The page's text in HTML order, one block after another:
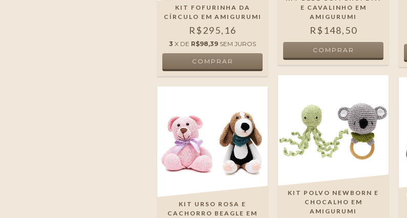
KIT FOFURINHA DA
CÍRCULO EM AMIGURUMI
R$295,16
3 X DE R$98,39 SEM JUROS
E CAVALINHO EM
AMIGURUMI
R$148,50
KIT URSO ROSA E
CACHORRO BEAGLE EM
KIT POLVO NEWBORN E
CHOCALHO EM
AMIGURUMI